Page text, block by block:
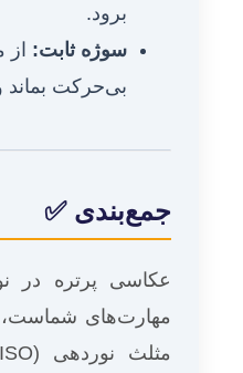
برود.
سوژه ثابت: از
بی‌حرکت بماند
جمع‌بندی ✅
عکاسی پرتره در
مهارت‌های شماست،